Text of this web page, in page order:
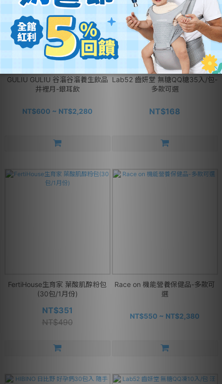
GULIU GULIU 谷溜谷溜養生飲品
井裡月-銀耳飲
NT$600 ~ NT$2,280
Lab52 齒妍堂 無糖QQ糖35入/包-
多款可選
NT$168
FertiHouse生育家 葉酸肌醇粉包
(30包/1月份)
NT$351
NT$490
Race on 機能營養保健品-多款可
選
NT$550 ~ NT$2,380